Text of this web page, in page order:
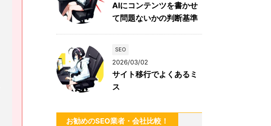
AIにコンテンツを書かせ
て問題ないかの判断基準
SEO
2026/03/02
サイト移行でよくあるミ
ス
お勧めのSEO業者・会社比較！